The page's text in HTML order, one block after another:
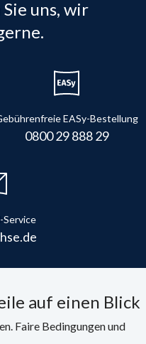
uns, wir
EASy-Bestellung
0800 29 888 29
Service
auf einen Blick
Faire Bedingungen und